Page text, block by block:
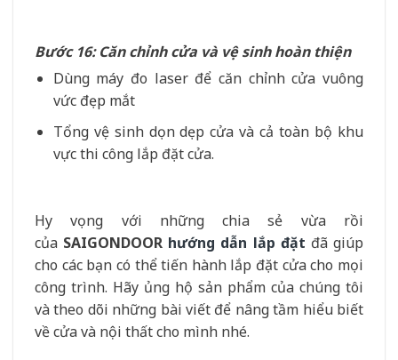
Bước 16: Căn chỉnh cửa và vệ sinh hoàn thiện
Dùng máy đo laser để căn chỉnh cửa vuông
vức đẹp mắt
Tổng vệ sinh dọn dẹp cửa và cả toàn bộ khu
vực thi công lắp đặt cửa.
Hy vọng với những chia sẻ vừa rồi
của SAIGONDOOR hướng dẫn lắp đặt đã giúp
cho các bạn có thể tiến hành lắp đặt cửa cho mọi
công trình. Hãy ủng hộ sản phẩm của chúng tôi
và theo dõi những bài viết để nâng tầm hiểu biết
về cửa và nội thất cho mình nhé.